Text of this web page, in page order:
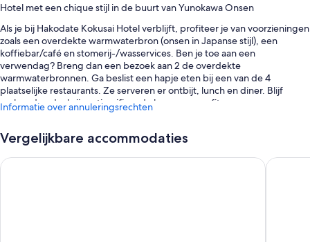
Hotel met een chique stijl in de buurt van Yunokawa Onsen
Als je bij Hakodate Kokusai Hotel verblijft, profiteer je van voorzieningen
zoals een overdekte warmwaterbron (onsen in Japanse stijl), een
koffiebar/café en stomerij-/wasservices. Ben je toe aan een
verwendag? Breng dan een bezoek aan 2 de overdekte
warmwaterbronnen. Ga beslist een hapje eten bij een van de 4
plaatselijke restaurants. Ze serveren er ontbijt, lunch en diner. Blijf
verbonden dankzij gratis wifi op de kamer en profiteer van
voorzieningen zoals een bar en een conferentieruimte.
Andere voordelen zijn o.a.:
Een ontbijtbuffet (tegen een toeslag), een gratis shuttelservice
van/naar het busstation en warmwaterbronnen in de buurt
Informatie over annuleringsrechten
Vergelijkbare accommodaties
Hotel ＆ Spa Century Marina Hakodate Hotel